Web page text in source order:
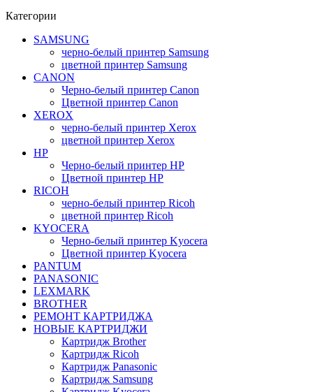
Категории
SAMSUNG
черно-белый принтер Samsung
цветной принтер Samsung
CANON
Черно-белый принтер Canon
Цветной принтер Canon
XEROX
черно-белый принтер Xerox
цветной принтер Xerox
HP
Черно-белый принтер HP
Цветной принтер HP
RICOH
черно-белый принтер Ricoh
цветной принтер Ricoh
KYOCERA
Черно-белый принтер Kyocera
Цветной принтер Kyocera
PANTUM
PANASONIC
LEXMARK
BROTHER
РЕМОНТ КАРТРИДЖА
НОВЫЕ КАРТРИДЖИ
Картридж Brother
Картридж Ricoh
Картридж Panasonic
Картридж Samsung